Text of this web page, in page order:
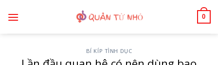
qua
0
BÍ KÍP TÌNH DỤC